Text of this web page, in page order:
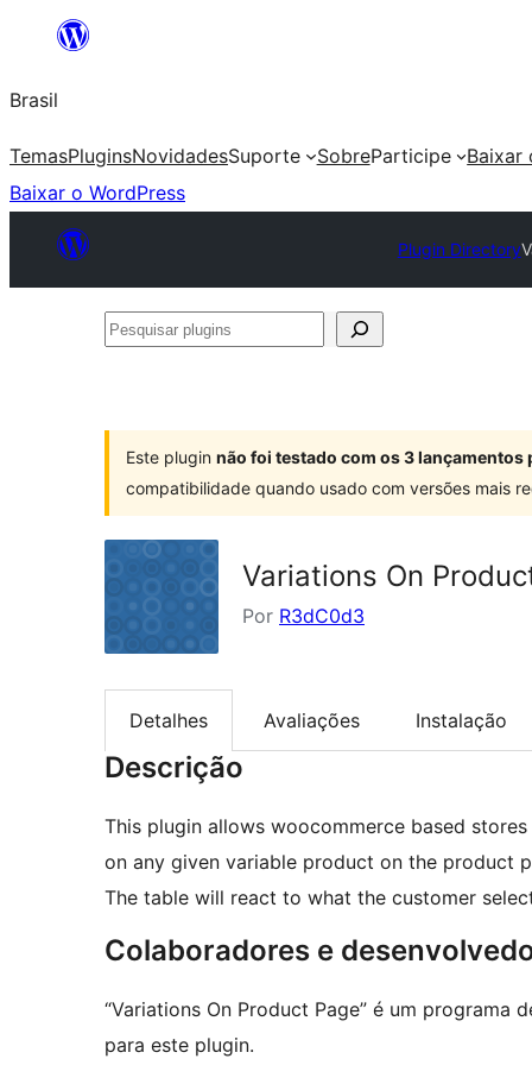
o
conteúdo
Brasil
TemasPluginsNovidadesSuporte SobreParticipe
Baixar
Baixar o WordPress
Plugin Directory
Pesquisar
Este plugin não foi testado com os 3
compatibilidade quando usado com versões mais
Variations On
Por R3dC0d3
Detalhes Avaliações Instalação
Descrição
This plugin allows woocommerce based
on any given variable product on the product
The table will react to what the customer
Colaboradores e
“Variations On Product Page” é um
para este plugin.